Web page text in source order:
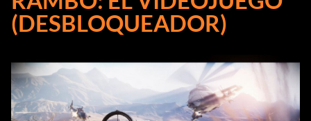
(DESBLOQUEADOR)